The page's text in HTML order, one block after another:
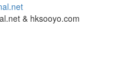
& hksooyo.com